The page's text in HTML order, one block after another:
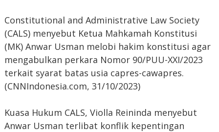
Constitutional and Administrative Law Society
(CALS) menyebut Ketua Mahkamah Konstitusi
(MK) Anwar Usman melobi hakim konstitusi agar
mengabulkan perkara Nomor 90/PUU-XXI/2023
terkait syarat batas usia capres-cawapres.
(CNNIndonesia.com, 31/10/2023)
Kuasa Hukum CALS, Violla Reininda menyebut
Anwar Usman terlibat konflik kepentingan